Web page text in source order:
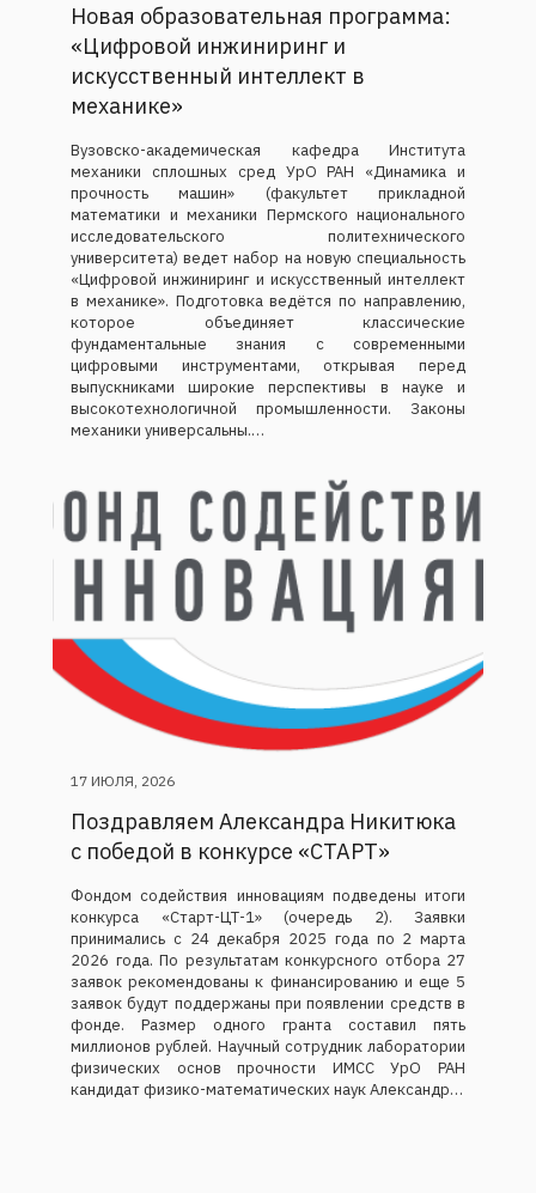
Новая образовательная программа:
«Цифровой инжиниринг и
искусственный интеллект в
механике»
Вузовско-академическая кафедра Института
механики сплошных сред УрО РАН «Динамика и
прочность машин» (факультет прикладной
математики и механики Пермского национального
исследовательского политехнического
университета) ведет набор на новую специальность
«Цифровой инжиниринг и искусственный интеллект
в механике». Подготовка ведётся по направлению,
которое объединяет классические
фундаментальные знания с современными
цифровыми инструментами, открывая перед
выпускниками широкие перспективы в науке и
высокотехнологичной промышленности. Законы
механики универсальны.…
17 ИЮЛЯ, 2026
Поздравляем Александра Никитюка
с победой в конкурсе «СТАРТ»
Фондом содействия инновациям подведены итоги
конкурса «Старт-ЦТ-1» (очередь 2). Заявки
принимались с 24 декабря 2025 года по 2 марта
2026 года. По результатам конкурсного отбора 27
заявок рекомендованы к финансированию и еще 5
заявок будут поддержаны при появлении средств в
фонде. Размер одного гранта составил пять
миллионов рублей. Научный сотрудник лаборатории
физических основ прочности ИМСС УрО РАН
кандидат физико-математических наук Александр…